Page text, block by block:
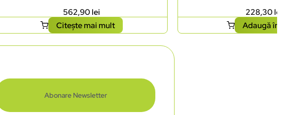
562,90 lei
Citește mai mult
228,30 lei
Adaugă în
Abonare Newsletter